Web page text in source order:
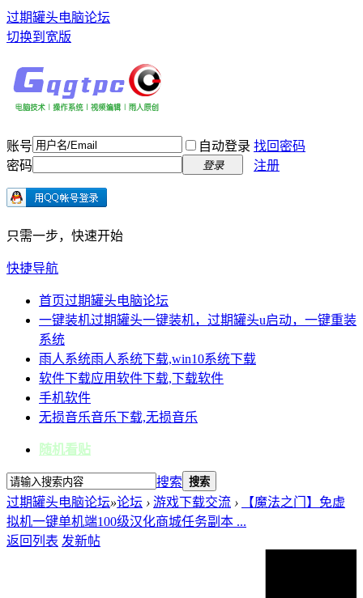
过期罐头电脑论坛
切换到宽版
账号 自动登录 找回密码
密码
登录 注册
只需一步，快速开始
快捷导航
首页过期罐头电脑论坛
一键装机过期罐头一键装机，过期罐头u启动，一键重装
系统
雨人系统雨人系统下载,win10系统下载
软件下载应用软件下载,下载软件
手机软件
无损音乐音乐下载,无损音乐
随机看贴
搜索 搜索
过期罐头电脑论坛»论坛 › 游戏下载交流 ›
【魔法之门】免虚
拟机一键单机端100级汉化商城任务副本 ...
返回列表 发新帖